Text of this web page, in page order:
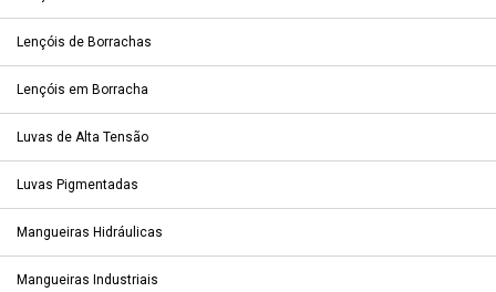
Lençóis de Borrachas
Lençóis em Borracha
Luvas de Alta Tensão
Luvas Pigmentadas
Mangueiras Hidráulicas
Mangueiras Industriais